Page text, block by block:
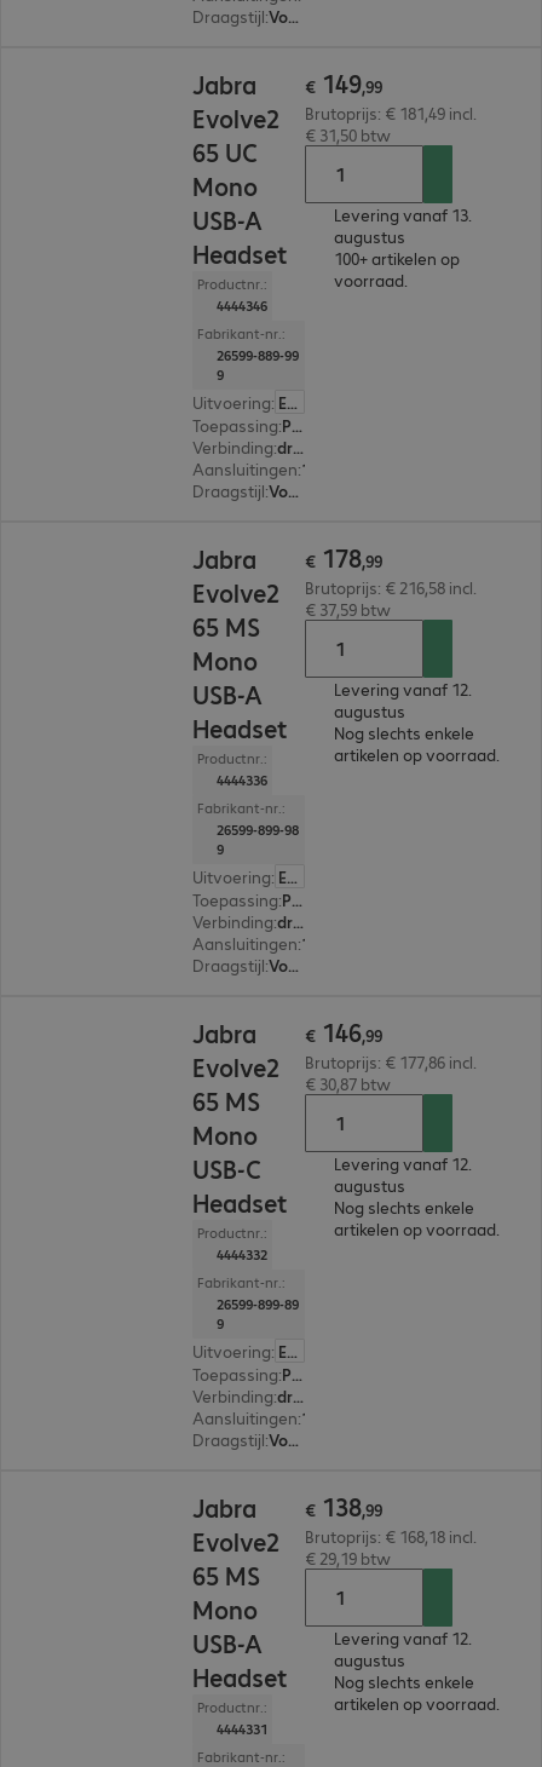
Draagstijl: Voor één oor
Jabra
Evolve2
65 UC
Mono
USB-A
Headset
Productnr.:
4444346
Fabrikant-nr.:
26599-889-99
9
Uitvoering: Europa
Toepassing: PC, Notebook, Tablet, Smartphone
Verbinding:
draadloos
Aansluitingen:
Draagstijl: Voor één oor
€ 149,99
Brutoprijs: € 181,49 incl.
€ 31,50 btw
Levering vanaf 13.
augustus
100+ artikelen op
voorraad.
Jabra
Evolve2
65 MS
Mono
USB-A
Headset
Productnr.:
4444336
Fabrikant-nr.:
26599-899-98
9
Uitvoering: Europa
Toepassing: PC, Notebook, Tablet, Smartphone
Verbinding:
draadloos
Aansluitingen:
Draagstijl: Voor één oor
€ 178,99
Brutoprijs: € 216,58 incl.
€ 37,59 btw
Levering vanaf 12.
augustus
Nog slechts enkele
artikelen op voorraad.
Jabra
Evolve2
65 MS
Mono
USB-C
Headset
Productnr.:
4444332
Fabrikant-nr.:
26599-899-89
9
Uitvoering: Europa
Toepassing: PC, Notebook, Tablet, Smartphone
Verbinding:
draadloos
Aansluitingen:
Draagstijl: Voor één oor
€ 146,99
Brutoprijs: € 177,86 incl.
€ 30,87 btw
Levering vanaf 12.
augustus
Nog slechts enkele
artikelen op voorraad.
Jabra
Evolve2
65 MS
Mono
USB-A
Headset
Productnr.:
4444331
Fabrikant-nr.:
€ 138,99
Brutoprijs: € 168,18 incl.
€ 29,19 btw
Levering vanaf 12.
augustus
Nog slechts enkele
artikelen op voorraad.